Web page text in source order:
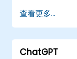
AI 工具无缝集
确保平稳过渡
NobleProg
AI 的变革潜力
查看更多...
ChatGPT